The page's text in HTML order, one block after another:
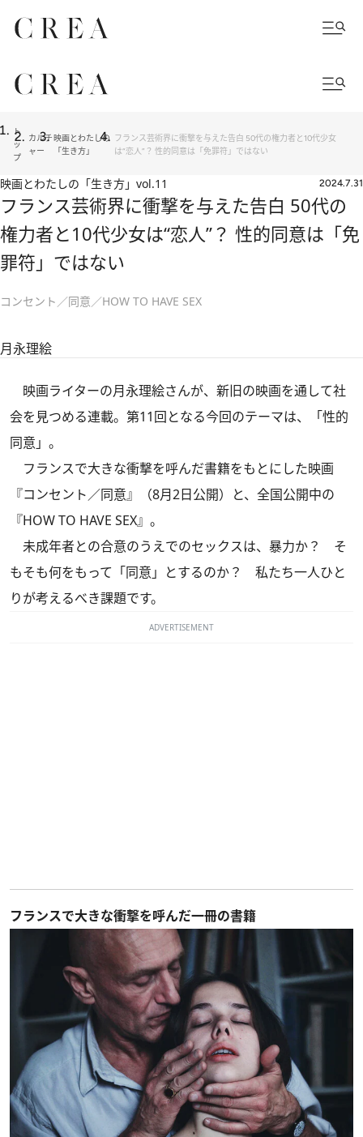
ト
ッ
プ
カルチ
ャー
映画とわたしの
「生き方」
フランス芸術界に衝撃を与えた告白 50代の権力者と10代少女
は“恋人”？ 性的同意は「免罪符」ではない
映画とわたしの「生き方」 vol.11 2024.7.31
フランス芸術界に衝撃を与えた告白 50代の
権力者と10代少女は“恋人”？ 性的同意は「免
罪符」ではない
コンセント／同意／HOW TO HAVE SEX
月永理絵
映画ライターの月永理絵さんが、新旧の映画を通して社
会を見つめる連載。第11回となる今回のテーマは、「性的
同意」。
フランスで大きな衝撃を呼んだ書籍をもとにした映画
『コンセント／同意』（8月2日公開）と、全国公開中の
『HOW TO HAVE SEX』。
未成年者との合意のうえでのセックスは、暴力か？ そ
もそも何をもって「同意」とするのか？ 私たち一人ひと
りが考えるべき課題です。
ADVERTISEMENT
フランスで大きな衝撃を呼んだ一冊の書籍